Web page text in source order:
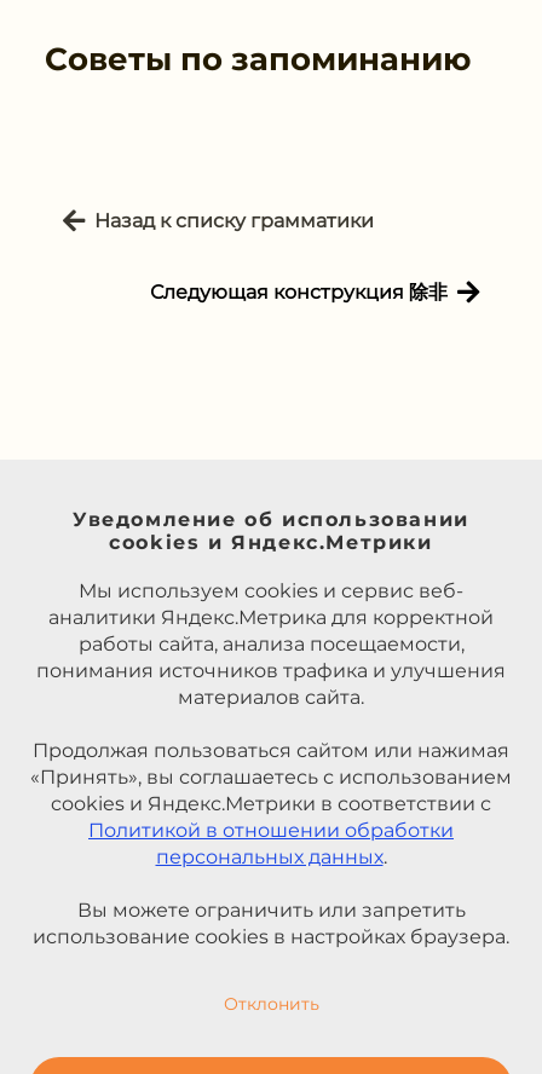
Советы по запоминанию
Назад к списку грамматики
Следующая конструкция 除⾮
Уведомление об использовании
cookies и Яндекс.Метрики
Мы используем cookies и сервис веб-
аналитики Яндекс.Метрика для корректной
работы сайта, анализа посещаемости,
понимания источников трафика и улучшения
материалов сайта.
Продолжая пользоваться сайтом или нажимая
«Принять», вы соглашаетесь с использованием
cookies и Яндекс.Метрики в соответствии с
Политикой в отношении обработки
персональных данных.
Вы можете ограничить или запретить
использование cookies в настройках браузера.
Отклонить